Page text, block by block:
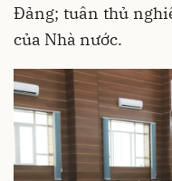
Đảng; tuân thủ
của Nhà nước.